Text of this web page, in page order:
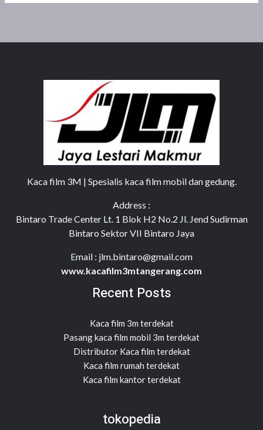
Kaca film 3M | Spesialis kaca film mobil dan gedung.
Address :
Bintaro Trade Center Lt. 1 Blok H2 No.2 Jl. Jend Sudirman
Bintaro Sektor VII Bintaro Jaya
Email : jlm.bintaro@gmail.com
www.kacafilm3mtangerang.com
Recent Posts
Kaca film 3m terdekat
Pasang kaca film mobil 3m terdekat
Distributor Kaca film terdekat
Kaca film rumah terdekat
Kaca film kantor terdekat
tokopedia